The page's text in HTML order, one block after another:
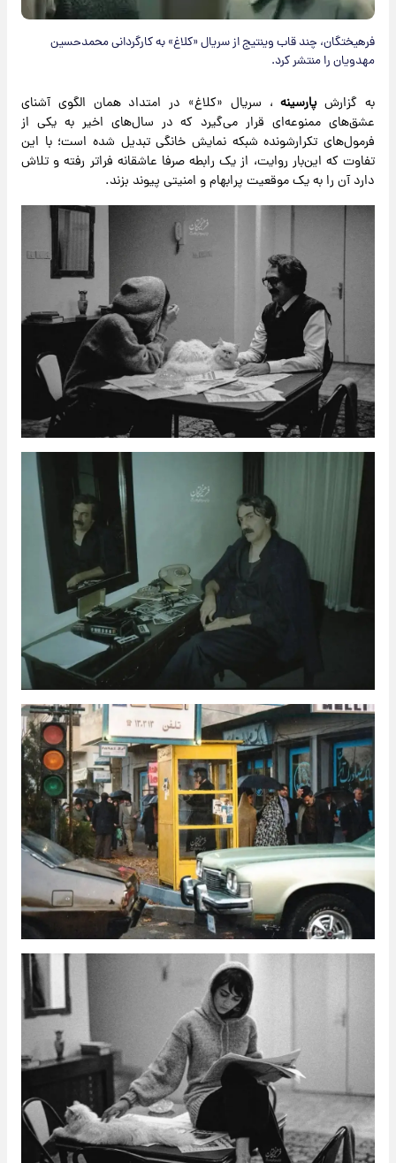
فرهیختگان، چند قاب وینتیج از سریال «کلاغ» به کارگردانی محمدحسین
مهدویان را منتشر کرد.
به گزارشپارسینه، سریال «کلاغ» در امتداد همان الگوی آشنای
عشق‌های ممنوعه‌ای قرار می‌گیرد که در سال‌های اخیر به یکی از
فرمول‌های تکرارشونده شبکه نمایش خانگی تبدیل شده است؛ با این
تفاوت که این‌بار روایت، از یک رابطه صرفا عاشقانه فراتر رفته و تلاش
دارد آن را به یک موقعیت پرابهام و امنیتی پیوند بزند.